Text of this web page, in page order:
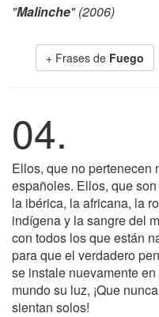
"Malinche" (2006)
+ Frases de Fuego
04.
Ellos, que no pertenecen
españoles. Ellos, que
la ibérica, la africana, la
indígena y la sangre del
con todos los que están
para que el verdadero
se instale nuevamente
mundo su luz, ¡Que
sientan solos!